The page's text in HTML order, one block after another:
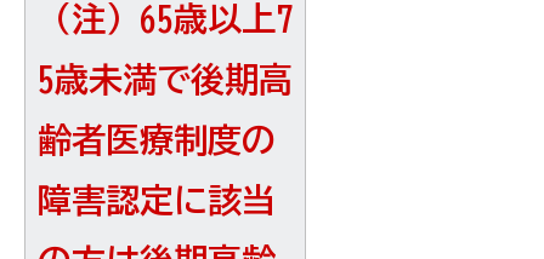
（注）65歳以上7
5歳未満で後期高
齢者医療制度の
障害認定に該当